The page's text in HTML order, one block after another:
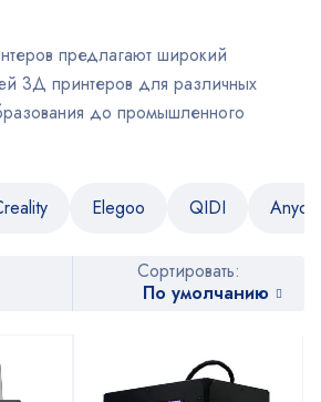
предлагают широкий
3Д принтеров для различных
до промышленного
Elegoo QIDI
Сортировать:
По умолчанию